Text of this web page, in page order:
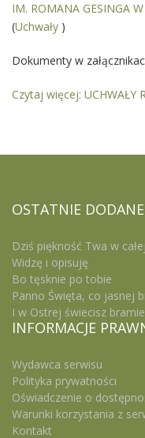
IM. ROMANA GESINGA
(Uchwały )
Dokumenty w
Czytaj więcej: UCHWAŁY
OSTATNIE DODANE
Dziś piękność Twa w
Widzę i opisuję
Bo tęsknie po tobie
Panno Święta, co jasnej
I w Ostrej świecisz bramie
INFORMACJE
Wydawca serwisu
Polityka prywatności
Oświadczenie o
Warunki korzystania z
Kontakt